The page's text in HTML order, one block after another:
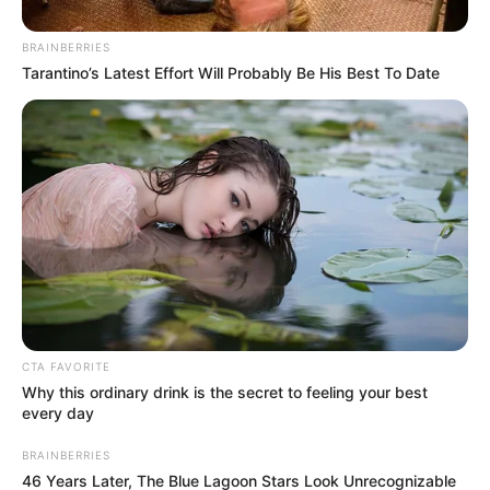
doña, todos con antecedentes penales e ingresos a la
cárcel,intentaban robar a los pasajeros de TransMilenio
BRAINBERRIES
Tarantino’s Latest Effort Will Probably Be His Best To Date
CTA FAVORITE
Why this ordinary drink is the secret to feeling your best
every day
BRAINBERRIES
46 Years Later, The Blue Lagoon Stars Look Unrecognizable